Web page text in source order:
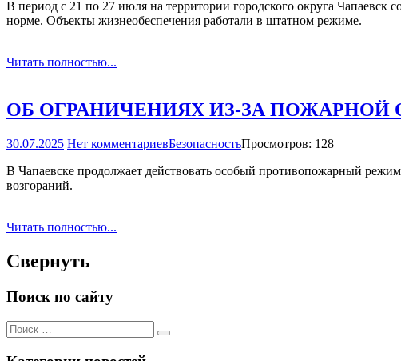
В период с 21 по 27 июля на территории городского округа Чапаевск
норме. Объекты жизнеобеспечения работали в штатном режиме.
Читать полностью...
ОБ ОГРАНИЧЕНИЯХ ИЗ­-ЗА ПОЖАРНОЙ
30.07.2025 Нет комментариевБезопасностьПросмотров: 128
В Чапаевске продолжает действовать особый противопожарный
возгораний.
Читать полностью...
Свернуть
Поиск по сайту
Поиск
для:
Поиск